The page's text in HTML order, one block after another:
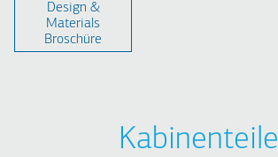
Design &
Μaterials
Broschüre
Kabinenteile